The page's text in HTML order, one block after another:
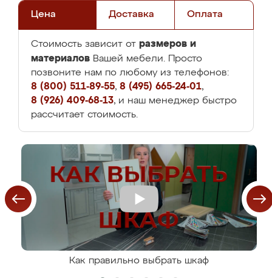
Цена Доставка Оплата
Стоимость зависит от размеров и
материалов Вашей мебели. Просто
позвоните нам по любому из телефонов:
8 (800) 511-89-55, 8 (495) 665-24-01,
8 (926) 409-68-13, и наш менеджер быстро
рассчитает стоимость.
Как правильно выбрать шкаф